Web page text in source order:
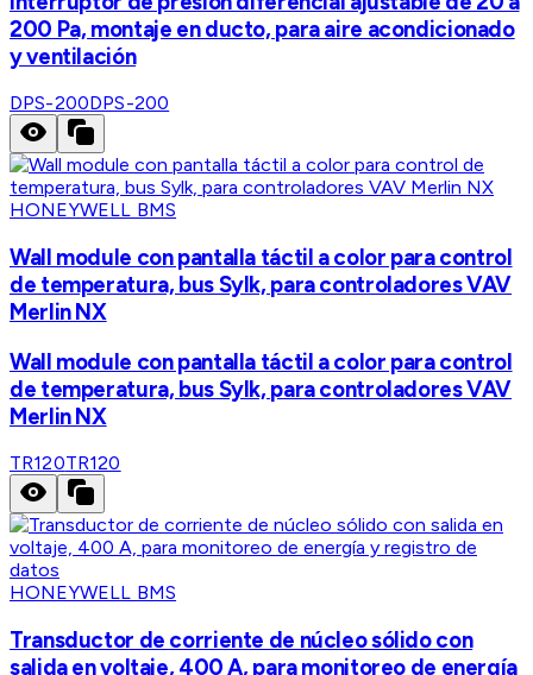
200 Pa, montaje en ducto, para aire acondicionado
y ventilación
DPS-200DPS-200
HONEYWELL BMS
Wall module con pantalla táctil a color para control
de temperatura, bus Sylk, para controladores VAV
Merlin NX
Wall module con pantalla táctil a color para control
de temperatura, bus Sylk, para controladores VAV
Merlin NX
TR120TR120
HONEYWELL BMS
Transductor de corriente de núcleo sólido con
salida en voltaje, 400 A, para monitoreo de energía